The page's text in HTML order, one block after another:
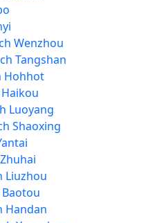
Wenzhou
Tangshan
Hohhot
Luoyang
Shaoxing
Liuzhou
Handan